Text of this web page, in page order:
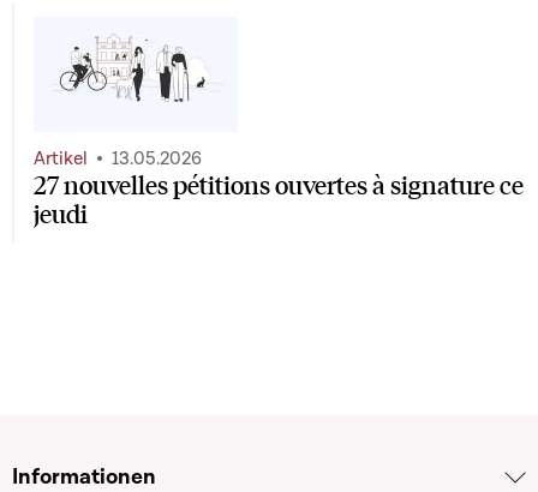
27 nouvelles pétitions ouvertes à signature ce
jeudi
Artikel 13.05.2026
Informationen